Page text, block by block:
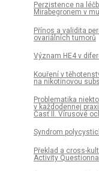
Perzistence na
Mirabegronem v
Přínos a validita
ovariálních tumorů
Význam HE4 v
Kouření v
na nikotinovou
Problematika
v každodennej praxi
Časť II. Vírusové
Syndrom
Překlad a cross-
Activity